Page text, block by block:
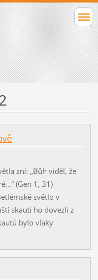
zní: „Bůh viděl, že
(Gen 1, 31)
světlo v
skauti ho dovezli z
bylo vlaky